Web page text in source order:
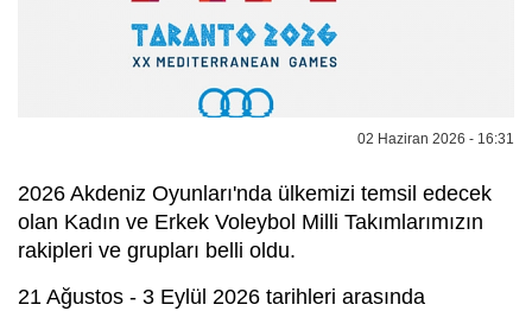
02 Haziran 2026 - 16:31
2026 Akdeniz Oyunları'nda ülkemizi temsil edecek
olan Kadın ve Erkek Voleybol Milli Takımlarımızın
rakipleri ve grupları belli oldu.
21 Ağustos - 3 Eylül 2026 tarihleri arasında